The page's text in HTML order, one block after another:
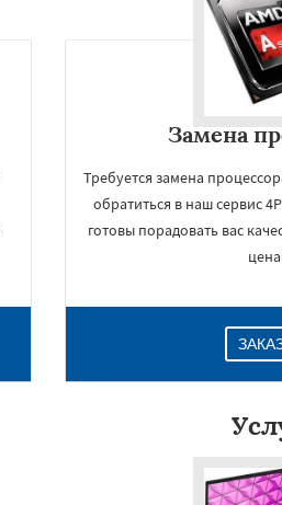
Замена
Требуется замена
обратиться в наш сервис
готовы порадовать вас